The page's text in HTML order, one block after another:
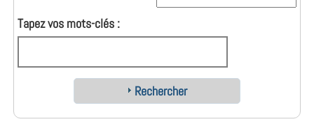
Tapez vos mots-clés :
Rechercher